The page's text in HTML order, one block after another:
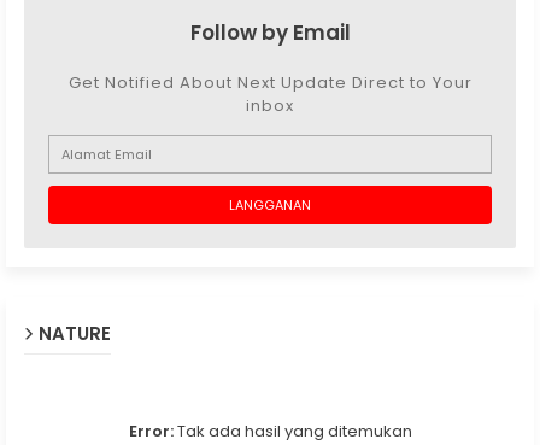
Follow by Email
Get Notified About Next Update Direct to Your
inbox
NATURE
Error:Tak ada hasil yang ditemukan